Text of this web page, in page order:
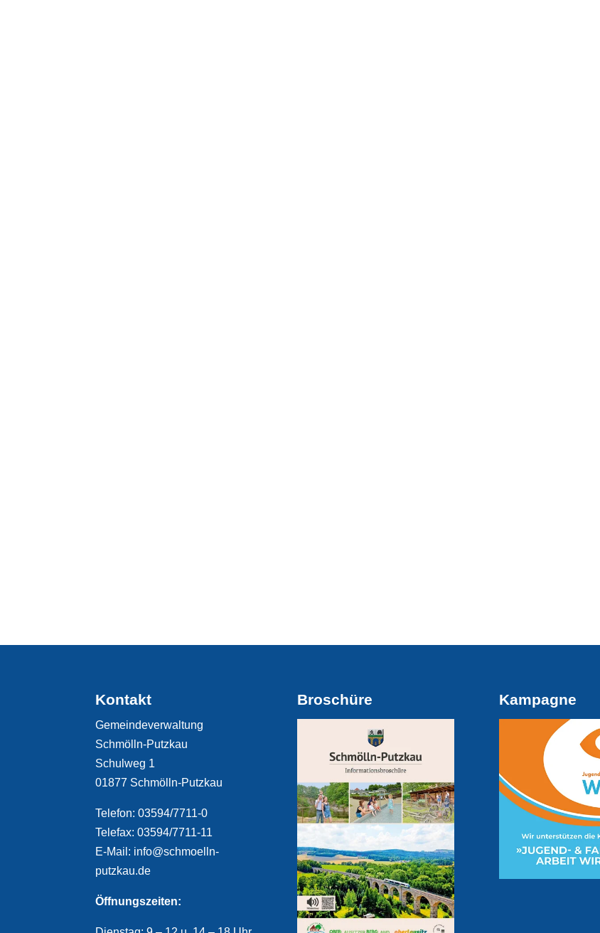
Kontakt
Gemeindeverwaltung
Schmölln-Putzkau
Schulweg 1
01877 Schmölln-Putzkau
Telefon: 03594/7711-0
Telefax: 03594/7711-11
E-Mail: info@schmoelln-
putzkau.de
Öffnungszeiten:
Broschüre Kampagne